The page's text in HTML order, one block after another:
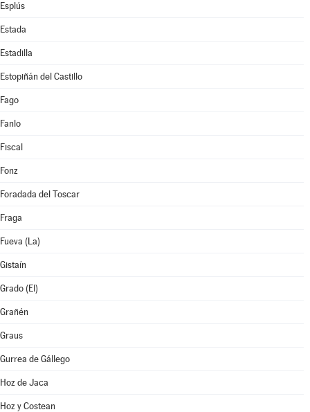
Esplús
Estada
Estadilla
Estopiñán del Castillo
Fago
Fanlo
Fiscal
Fonz
Foradada del Toscar
Fraga
Fueva (La)
Gistaín
Grado (El)
Grañén
Graus
Gurrea de Gállego
Hoz de Jaca
Hoz y Costean